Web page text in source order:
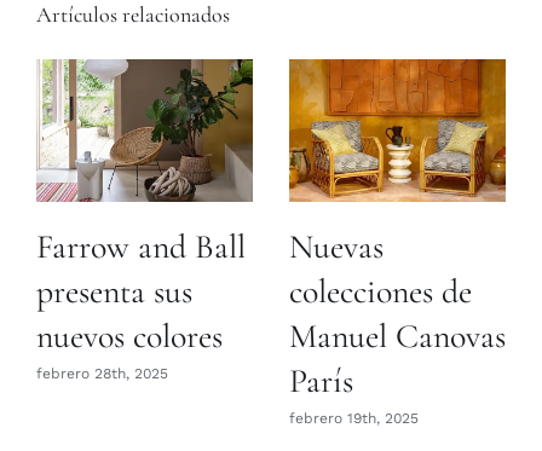
Artículos relacionados
Farrow and Ball
presenta sus
nuevos colores
febrero 28th, 2025
Nuevas
colecciones de
Manuel Canovas
París
febrero 19th, 2025